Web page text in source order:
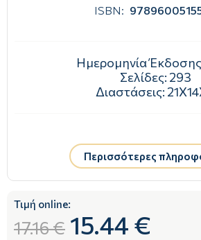
ISBN:
Ημερομηνία
Σελίδες: 293
Διαστάσεις:
Περισσότερες
Τιμή online:
17.16 € 15.44 €